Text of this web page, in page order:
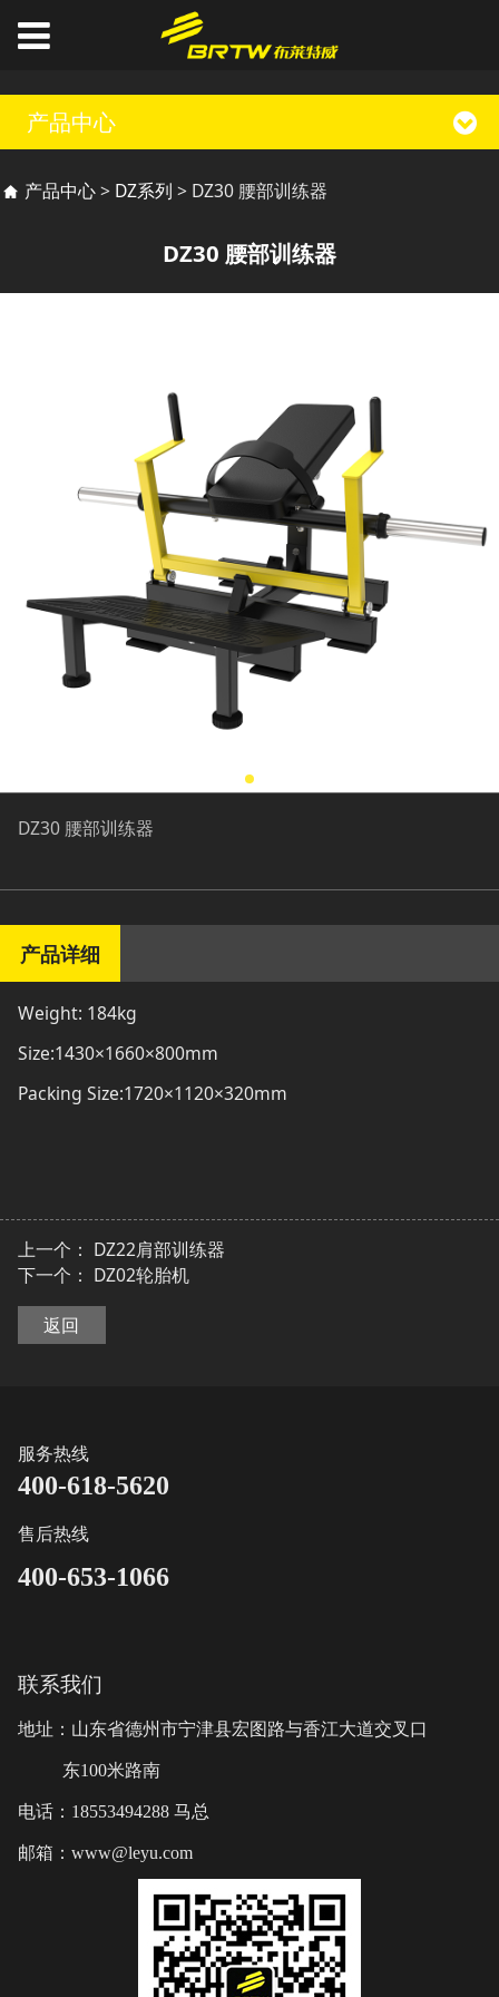
产品中心
DZ30 腰部训练器
产品中心> DZ系列 > DZ30 腰部训练器
DZ30 腰部训练器
DZ30 腰部训练器
产品详细
Weight: 184kg
Size:1430×1660×800mm
Packing Size:1720×1120×320mm
上一个： DZ22肩部训练器
下一个： DZ02轮胎机
返回
服务热线
400-618-5620
售后热线
400-653-1066
联系我们
地址：山东省德州市宁津县宏图路与香江大道交叉口
东100米路南
电话：18553494288 马总
邮箱：www@leyu.com